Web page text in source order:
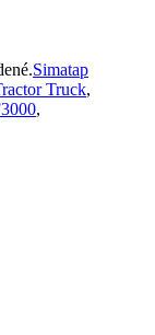
Simatap
Truck,
,